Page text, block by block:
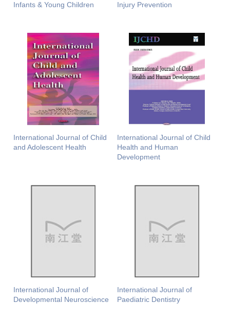
Infants & Young Children Injury Prevention
International Journal of Child
and Adolescent Health
International Journal of Child
Health and Human
Development
International Journal of
Developmental Neuroscience
International Journal of
Paediatric Dentistry